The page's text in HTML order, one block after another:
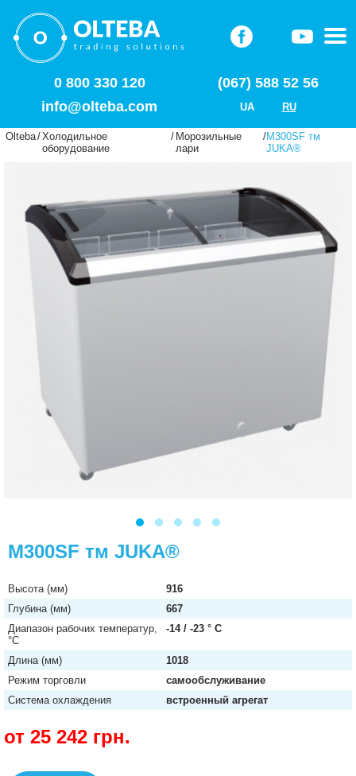
0 800 330 120
(067) 588 52 56
info@olteba.com
UA RU
Olteba/Холодильное
оборудование
/ Морозильные
лари
/M300SF тм
JUKA®
M300SF тм JUKA®
Высота (мм)
916
Глубина (мм)
667
Диапазон рабочих температур,
°C
-14 / -23 ° C
Длина (мм)
1018
Режим торговли
самообслуживание
Система охлаждения
встроенный агрегат
от 25 242 грн.